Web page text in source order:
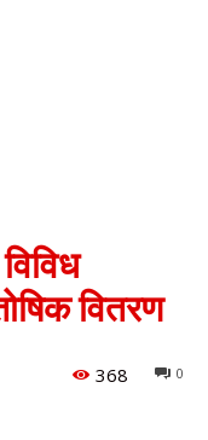
वितरण
0
368